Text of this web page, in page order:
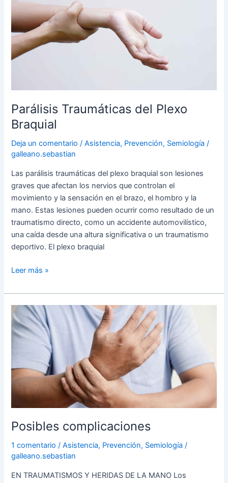
Parálisis Traumáticas del Plexo
Braquial
Deja un comentario /Asistencia, Prevención, Semiología /
galleano.sebastian
Las parálisis traumáticas del plexo braquial son lesiones
graves que afectan los nervios que controlan el
movimiento y la sensación en el brazo, el hombro y la
mano. Estas lesiones pueden ocurrir como resultado de un
traumatismo directo, como un accidente automovilístico,
una caída desde una altura significativa o un traumatismo
deportivo. El plexo braquial
Traumáticas
del
Plexo
Braquial
Leer más »
Posibles complicaciones
1 comentario /Asistencia, Prevención, Semiología /
galleano.sebastian
EN TRAUMATISMOS Y HERIDAS DE LA MANO Los
Posibles
complicaciones